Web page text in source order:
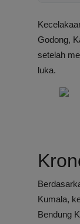
Godong,
setelah
luka.
Kumala,
Bendung